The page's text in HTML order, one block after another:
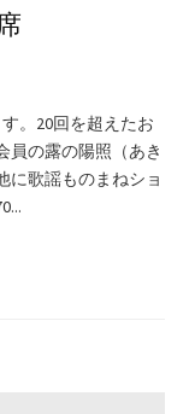
。20回を超えたお
員の露の陽照（あき
に歌謡ものまねショ